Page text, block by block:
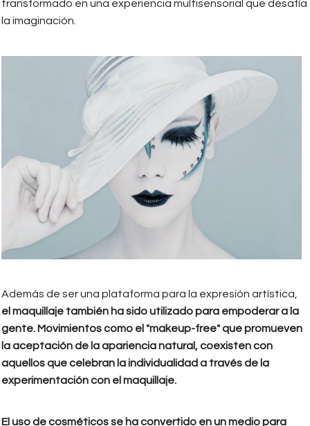
transformado en una experiencia multisensorial que desafía
la imaginación.
maquillaje_artistico.jpeg
Además de ser una plataforma para la expresión artística,
el maquillaje también ha sido utilizado para empoderar a la
gente. Movimientos como el "makeup-free" que promueven
la aceptación de la apariencia natural, coexisten con
aquellos que celebran la individualidad a través de la
experimentación con el maquillaje.
El uso de cosméticos se ha convertido en un medio para